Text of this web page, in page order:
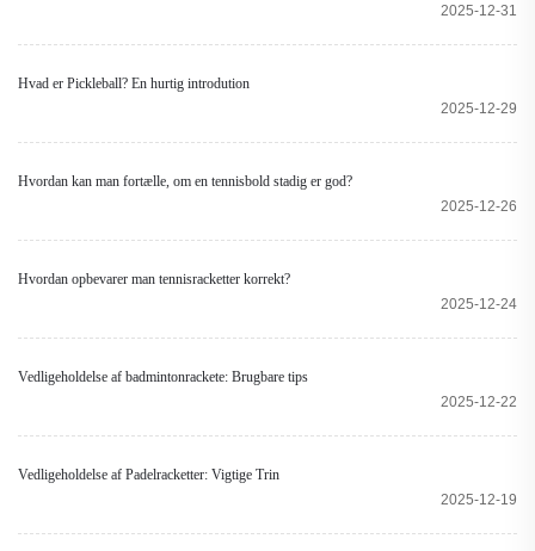
2025-12-31
Hvad er Pickleball? En hurtig introdution
2025-12-29
Hvordan kan man fortælle, om en tennisbold stadig er god?
2025-12-26
Hvordan opbevarer man tennisracketter korrekt?
2025-12-24
Vedligeholdelse af badmintonrackete: Brugbare tips
2025-12-22
Vedligeholdelse af Padelracketter: Vigtige Trin
2025-12-19